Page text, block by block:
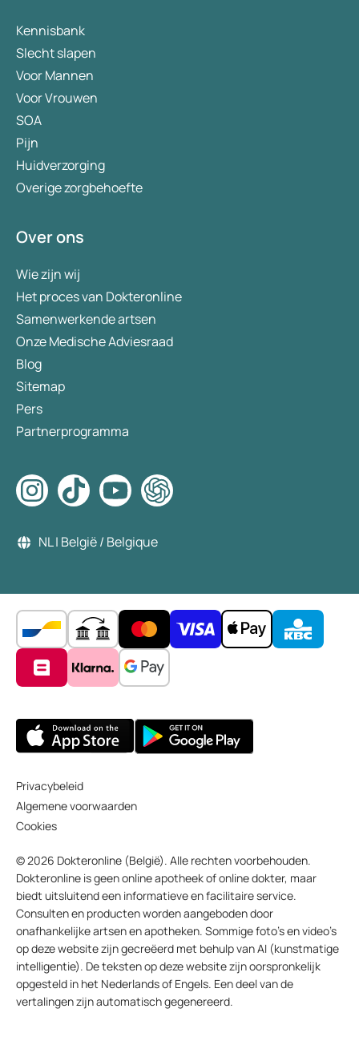
Kennisbank
Slecht slapen
Voor Mannen
Voor Vrouwen
SOA
Pijn
Huidverzorging
Overige zorgbehoefte
Over ons
Wie zijn wij
Het proces van Dokteronline
Samenwerkende artsen
Onze Medische Adviesraad
Blog
Sitemap
Pers
Partnerprogramma
NL | België / Belgique
Privacybeleid
Algemene voorwaarden
Cookies
© 2026 Dokteronline (België). Alle rechten voorbehouden.
Dokteronline is geen online apotheek of online dokter, maar
biedt uitsluitend een informatieve en facilitaire service.
Consulten en producten worden aangeboden door
onafhankelijke artsen en apotheken. Sommige foto’s en video’s
op deze website zijn gecreëerd met behulp van AI (kunstmatige
intelligentie). De teksten op deze website zijn oorspronkelijk
opgesteld in het Nederlands of Engels. Een deel van de
vertalingen zijn automatisch gegenereerd.